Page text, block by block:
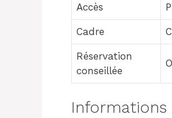
Accès
Cadre
Réservation
conseillée
Informations